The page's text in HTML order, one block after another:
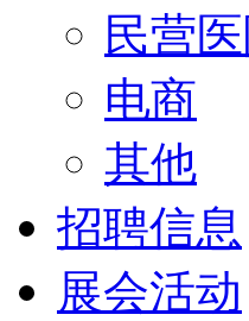
民营
电商
其他
招聘信息
展会活动